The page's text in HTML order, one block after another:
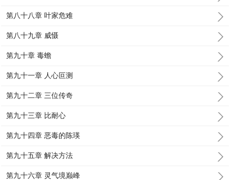
第八十八章 叶家危难
第八十九章 威慑
第九十章 毒蟾
第九十一章 人心叵测
第九十二章 三位传奇
第九十三章 比耐心
第九十四章 恶毒的陈瑛
第九十五章 解决方法
第九十六章 灵气境巅峰